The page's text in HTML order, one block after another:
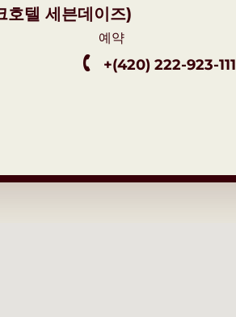
텔 세븐데이즈)
예약
+(420) 222-923-111